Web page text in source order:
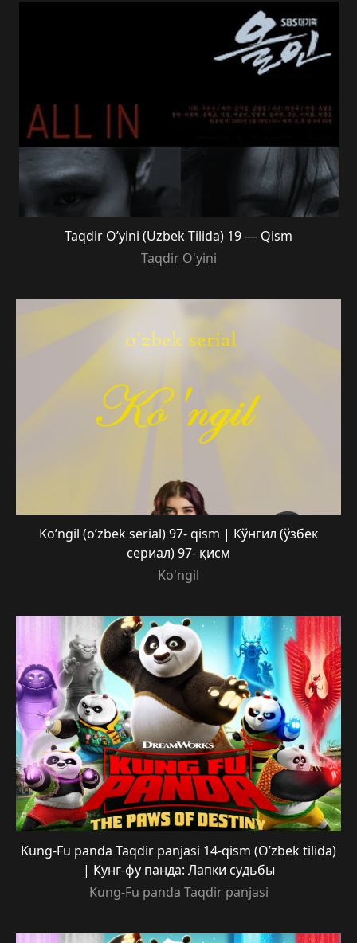
Taqdir O’yini (Uzbek Tilida) 19 — Qism
Taqdir O'yini
Ko’ngil (o’zbek serial) 97- qism | Кўнгил (ўзбек
сериал) 97- қисм
Ko'ngil
Kung-Fu panda Taqdir panjasi 14-qism (O’zbek tilida)
| Кунг-фу панда: Лапки судьбы
Kung-Fu panda Taqdir panjasi